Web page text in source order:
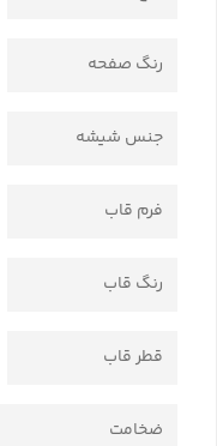
رنگ صفحه
جنس شیشه
فرم قاب
رنگ قاب
قطر قاب
ضخامت